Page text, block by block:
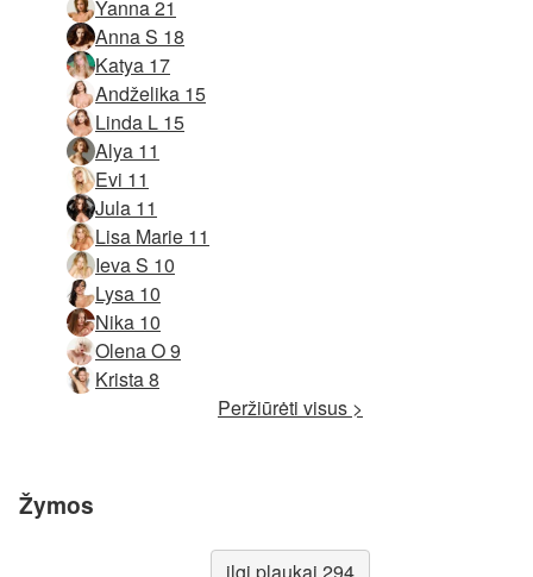
Yanna 21
Anna S 18
Katya 17
Andželika 15
Linda L 15
Alya 11
Evi 11
Jula 11
Lisa Marie 11
Ieva S 10
Lysa 10
Nika 10
Olena O 9
Krista 8
Peržiūrėti visus >
Žymos
ilgi plaukai 294